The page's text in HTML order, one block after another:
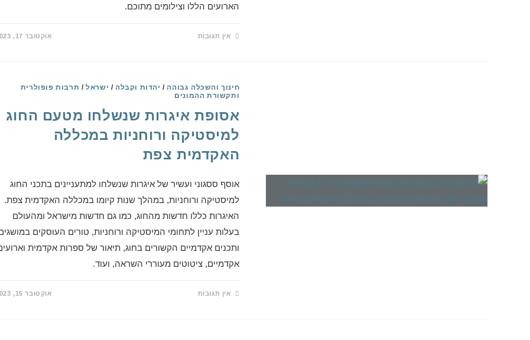
הארועים הללו וצילומים מתוכם.
אין תגובות אוקטובר 17, 2023
חינוך והשכלה גבוהה / יהדות וקבלה / ישראל/ תרבות פופולרית
ותקשורת ההמונים
אסופת איגרות שנשלחו מטעם החוג
למיסטיקה ורוחניות במכללה
האקדמית צפת
אוסף ססגוני ועשיר של איגרות שנשלחו למתעניינים בתכני החוג
למיסטיקה ורוחניות, במהלך שנות קיומו במכללה האקדמית צפת.
האיגרות כללו חדשות מהחוג, כמו גם חדשות מישראל ומהעולם
בעלות עניין לתחומי המיסטיקה ורוחניות, טורים העוסקים
ותכנים אקדמיים הקשורים בחוג, תיאור של ספרות אקדמית
אקדמיים, ציטוטים מעוררי השראה, ועוד.
אין תגובות אוקטובר 15, 2023